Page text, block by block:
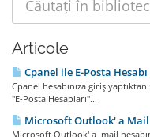
Articole
Cpanel ile E-Posta
Cpanel hesabınıza giriş
"E-Posta Hesapları"...
Microsoft Outlook' a Mail
Microsoft Outlook' a mail